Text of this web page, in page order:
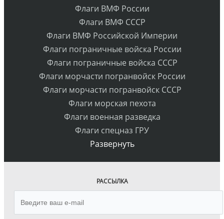
Флаги ВМФ России
Флаги ВМФ СССР
Флаги ВМФ Российской Империи
Флаги пограничные войска России
Флаги пограничные войска СССР
Флаги морчасти погранвойск России
Флаги морчасти погранвойск СССР
Флаги морская пехота
Флаги военная разведка
Флаги спецназ ГРУ
Развернуть
РАССЫЛКА